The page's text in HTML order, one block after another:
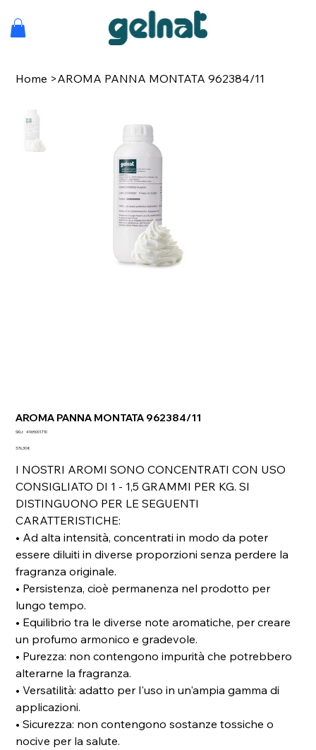
Home >AROMA PANNA MONTATA 962384/11
AROMA PANNA MONTATA 962384/11
SKU:
SKU
4965001.T10
Prezzo
376,30 €
I NOSTRI AROMI SONO CONCENTRATI CON USO
CONSIGLIATO DI 1 - 1,5 GRAMMI PER KG. SI
DISTINGUONO PER LE SEGUENTI
CARATTERISTICHE:
• Ad alta intensità, concentrati in modo da poter
essere diluiti in diverse proporzioni senza perdere la
fragranza originale.
• Persistenza, cioè permanenza nel prodotto per
lungo tempo.
• Equilibrio tra le diverse note aromatiche, per creare
un profumo armonico e gradevole.
• Purezza: non contengono impurità che potrebbero
alterarne la fragranza.
• Versatilità: adatto per l'uso in un'ampia gamma di
applicazioni.
• Sicurezza: non contengono sostanze tossiche o
nocive per la salute.